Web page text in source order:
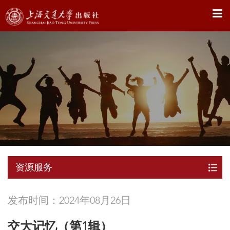
X
资源服务
发布时间：2024年08月26日
交大记忆（第1辑）